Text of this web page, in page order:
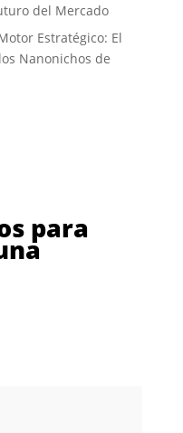
del Mercado
Estratégico: El
Nanonichos de
para